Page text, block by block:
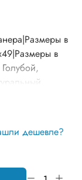
в
в
ребенка: от 1
и расцветке
дешевле?